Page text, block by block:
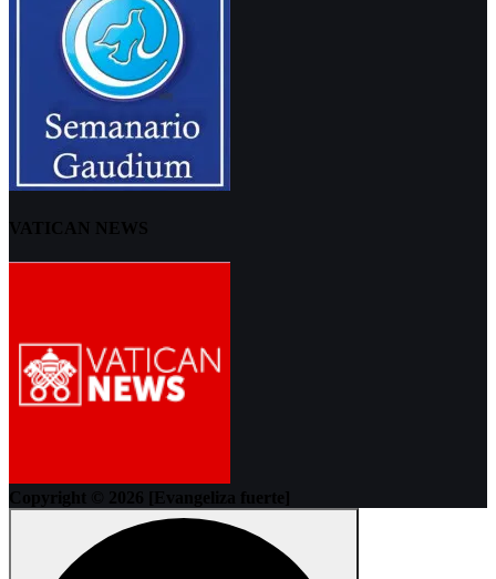
VATICAN NEWS
Copyright © 2026 [Evangeliza fuerte]